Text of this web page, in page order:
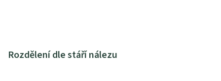
Rozdělení dle stáří nálezu